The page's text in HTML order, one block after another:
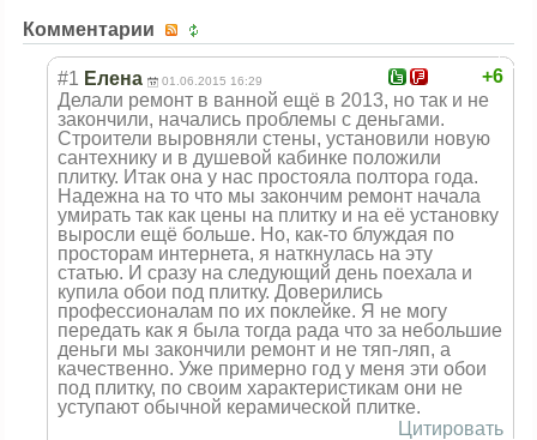
Комментарии
+6
#1 Елена 01.06.2015 16:29
Делали ремонт в ванной ещё в 2013, но так и не
закончили, начались проблемы с деньгами.
Строители выровняли стены, установили новую
сантехнику и в душевой кабинке положили
плитку. Итак она у нас простояла полтора года.
Надежна на то что мы закончим ремонт начала
умирать так как цены на плитку и на её установку
выросли ещё больше. Но, как-то блуждая по
просторам интернета, я наткнулась на эту
статью. И сразу на следующий день поехала и
купила обои под плитку. Доверились
профессионалам по их поклейке. Я не могу
передать как я была тогда рада что за небольшие
деньги мы закончили ремонт и не тяп-ляп, а
качественно. Уже примерно год у меня эти обои
под плитку, по своим характеристикам они не
уступают обычной керамической плитке.
Цитировать